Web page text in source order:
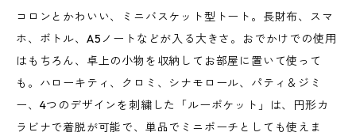
コロンとかわいい、ミニバスケット型トート。長財布、スマ
ホ、ボトル、A5ノートなどが入る大きさ。おでかけでの使用
はもちろん、卓上の小物を収納してお部屋に置いて使って
も。ハローキティ、クロミ、シナモロール、パティ＆ジミ
ー、4つのデザインを刺繍した「ルーポケット」は、円形カ
ラビナで着脱が可能で、単品でミニポーチとしても使えま